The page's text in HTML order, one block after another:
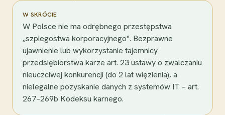
W SKRÓCIE
W Polsce nie ma odrębnego przestępstwa
„szpiegostwa korporacyjnego". Bezprawne
ujawnienie lub wykorzystanie tajemnicy
przedsiębiorstwa karze art. 23 ustawy o zwalczaniu
nieuczciwej konkurencji (do 2 lat więzienia), a
nielegalne pozyskanie danych z systemów IT – art.
267–269b Kodeksu karnego.